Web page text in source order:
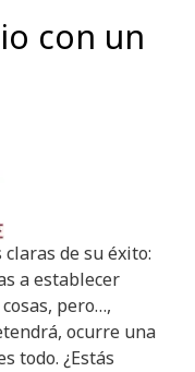
con un
de su éxito:
a establecer
pero…,
ocurre una
todo. ¿Estás